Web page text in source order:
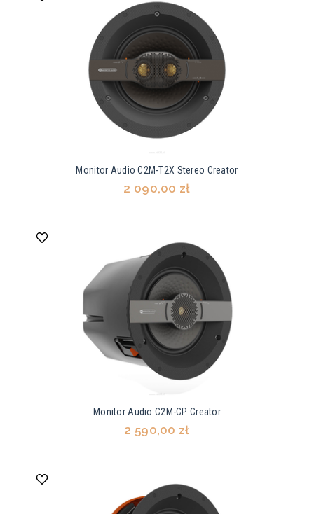
Monitor Audio C2M-T2X Stereo Creator
2 090,00 zł
Monitor Audio C2M-CP Creator
2 590,00 zł